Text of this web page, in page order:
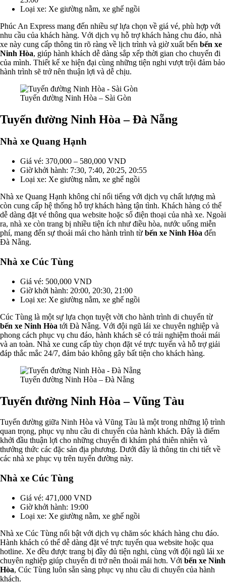
Loại xe: Xe giường nằm, xe ghế ngồi
Phúc An Express mang đến nhiều sự lựa chọn về giá vé, phù hợp với
nhu cầu của khách hàng. Với dịch vụ hỗ trợ khách hàng chu đáo, nhà
xe này cung cấp thông tin rõ ràng về lịch trình và giờ xuất bến bến xe
Ninh Hòa, giúp hành khách dễ dàng sắp xếp thời gian cho chuyến đi
của mình. Thiết kế xe hiện đại cùng những tiện nghi vượt trội đảm bảo
hành trình sẽ trở nên thuận lợi và dễ chịu.
Tuyến đường Ninh Hòa – Sài Gòn
Tuyến đường Ninh Hòa – Đà Nẵng
Nhà xe Quang Hạnh
Giá vé: 370,000 – 580,000 VND
Giờ khởi hành: 7:30, 7:40, 20:25, 20:55
Loại xe: Xe giường nằm, xe ghế ngồi
Nhà xe Quang Hạnh không chỉ nổi tiếng với dịch vụ chất lượng mà
còn cung cấp hệ thống hỗ trợ khách hàng tận tình. Khách hàng có thể
dễ dàng đặt vé thông qua website hoặc số điện thoại của nhà xe. Ngoài
ra, nhà xe còn trang bị nhiều tiện ích như điều hòa, nước uống miễn
phí, mang đến sự thoải mái cho hành trình từ bến xe Ninh Hòa đến
Đà Nẵng.
Nhà xe Cúc Tùng
Giá vé: 500,000 VND
Giờ khởi hành: 20:00, 20:30, 21:00
Loại xe: Xe giường nằm, xe ghế ngồi
Cúc Tùng là một sự lựa chọn tuyệt vời cho hành trình di chuyển từ
bến xe Ninh Hòa tới Đà Nẵng. Với đội ngũ lái xe chuyên nghiệp và
phong cách phục vụ chu đáo, hành khách sẽ có trải nghiệm thoải mái
và an toàn. Nhà xe cung cấp tùy chọn đặt vé trực tuyến và hỗ trợ giải
đáp thắc mắc 24/7, đảm bảo không gây bất tiện cho khách hàng.
Tuyến đường Ninh Hòa – Đà Nẵng
Tuyến đường Ninh Hòa – Vũng Tàu
Tuyến đường giữa Ninh Hòa và Vũng Tàu là một trong những lộ trình
quan trọng, phục vụ nhu cầu di chuyển của hành khách. Đây là điểm
khởi đầu thuận lợi cho những chuyến đi khám phá thiên nhiên và
thưởng thức các đặc sản địa phương. Dưới đây là thông tin chi tiết về
các nhà xe phục vụ trên tuyến đường này.
Nhà xe Cúc Tùng
Giá vé: 471,000 VND
Giờ khởi hành: 19:00
Loại xe: Xe giường nằm, xe ghế ngồi
Nhà xe Cúc Tùng nổi bật với dịch vụ chăm sóc khách hàng chu đáo.
Hành khách có thể dễ dàng đặt vé trực tuyến qua website hoặc qua
hotline. Xe đều được trang bị đầy đủ tiện nghi, cùng với đội ngũ lái xe
chuyên nghiệp giúp chuyến đi trở nên thoải mái hơn. Với bến xe Ninh
Hòa, Cúc Tùng luôn sẵn sàng phục vụ nhu cầu di chuyển của hành
khách.